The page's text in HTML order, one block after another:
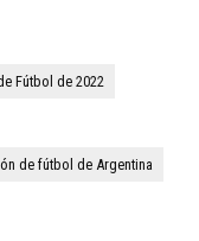
Fútbol de 2022
de fútbol de Argentina